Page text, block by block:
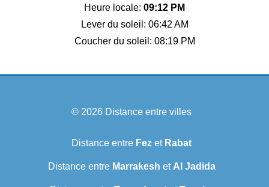
Heure locale: 09:12 PM
Lever du soleil: 06:42 AM
Coucher du soleil: 08:19 PM
© 2026 Distance entre villes
Distance entre Fez et Rabat
Distance entre Marrakesh et Al Jadida